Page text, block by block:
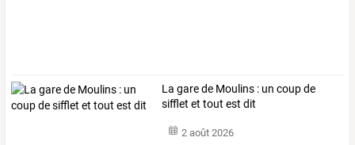
La gare de Moulins : un coup de
sifflet et tout est dit
2 août 2026